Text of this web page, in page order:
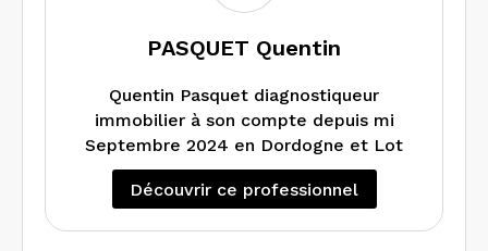
PASQUET Quentin
Quentin Pasquet diagnostiqueur
immobilier à son compte depuis mi
Septembre 2024 en Dordogne et Lot
Découvrir ce professionnel